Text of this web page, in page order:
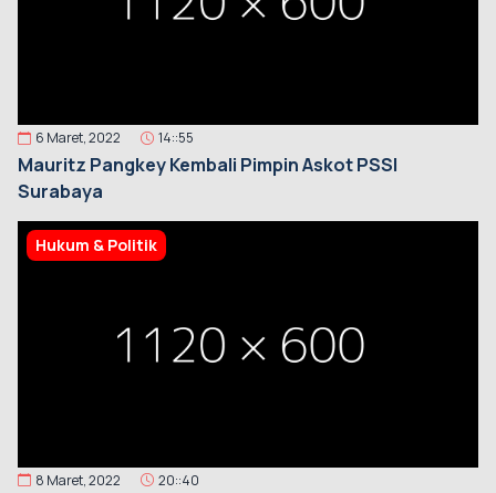
6 Maret, 2022 14::55
Mauritz Pangkey Kembali Pimpin Askot PSSI
Surabaya
Hukum & Politik
8 Maret, 2022 20::40